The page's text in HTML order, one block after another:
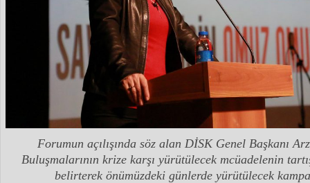
Forumun açılışında söz alan DİSK Genel Başkanı
Buluşmalarının krize karşı yürütülecek mcüadelenin
belirterek önümüzdeki günlerde yürütülecek